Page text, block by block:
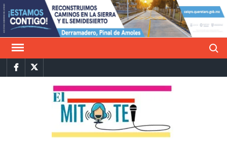
Saltar
al
contenido
FacebookTwitter